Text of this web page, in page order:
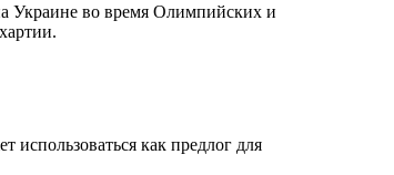
Украине во время Олимпийских и
как предлог для